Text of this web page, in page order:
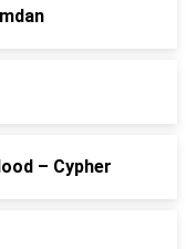
– Cypher